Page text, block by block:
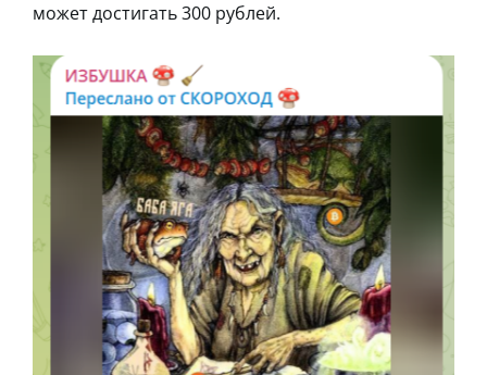
может достигать 300 рублей.